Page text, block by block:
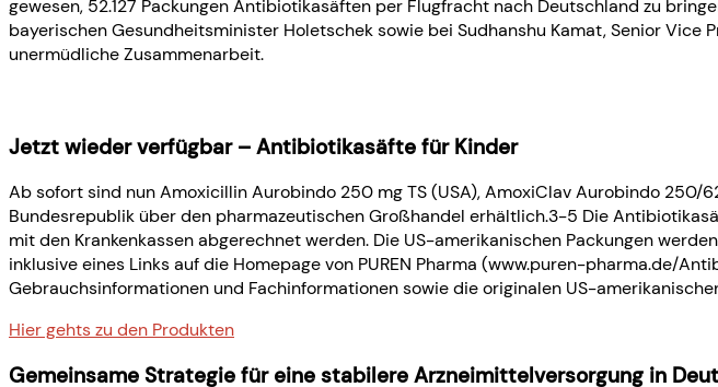
gewesen, 52.127 Packungen Antibiotikasäften per Flugfracht nach Deutschland zu
bayerischen Gesundheitsminister Holetschek sowie bei Sudhanshu Kamat, Senior
unermüdliche Zusammenarbeit.
Jetzt wieder verfügbar – Antibiotikasäfte für Kinder
Ab sofort sind nun Amoxicillin Aurobindo 250 mg TS (USA), AmoxiClav Aurobindo 250/
Bundesrepublik über den pharmazeutischen Großhandel erhältlich.3-5 Die
mit den Krankenkassen abgerechnet werden. Die US-amerikanischen Packungen
inklusive eines Links auf die Homepage von PUREN Pharma (www.puren-pharma.de/
Gebrauchsinformationen und Fachinformationen sowie die originalen US-
Hier gehts zu den Produkten
Gemeinsame Strategie für eine stabilere Arzneimittelversorgung in